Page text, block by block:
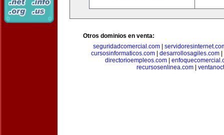
Otros dominios en venta:
seguridadcomercial.com|
cursosinformaticos.com
desarrollosagiles.com
directorioempleos.com
recursosenlinea.com|